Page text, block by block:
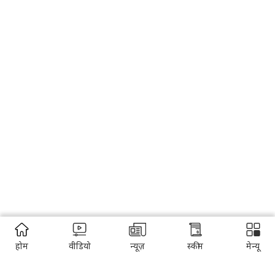
होम वीडियो न्यूज़ स्कीम मेन्यू